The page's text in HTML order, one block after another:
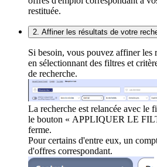
restituée.
2. Affiner les résultats de votre
Si besoin, vous pouvez affiner les
en sélectionnant des filtres et
de recherche.
La recherche est relancée avec le
le bouton « APPLIQUER LE
ferme.
Pour certains d'entre eux, un
d'offres correspondant.